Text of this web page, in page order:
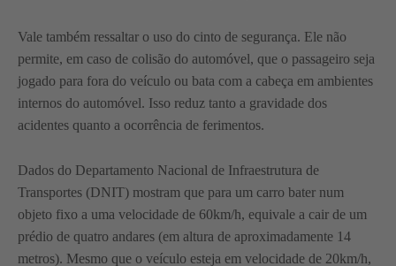
Vale também ressaltar o uso do cinto de segurança. Ele não
permite, em caso de colisão do automóvel, que o passageiro seja
jogado para fora do veículo ou bata com a cabeça em ambientes
internos do automóvel. Isso reduz tanto a gravidade dos
acidentes quanto a ocorrência de ferimentos.
Dados do Departamento Nacional de Infraestrutura de
Transportes (DNIT) mostram que para um carro bater num
objeto fixo a uma velocidade de 60km/h, equivale a cair de um
prédio de quatro andares (em altura de aproximadamente 14
metros). Mesmo que o veículo esteja em velocidade de 20km/h,